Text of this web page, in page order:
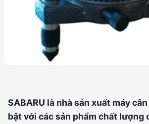
SABARU là nhà sản xuất máy
bật với các sản phẩm chất lượng